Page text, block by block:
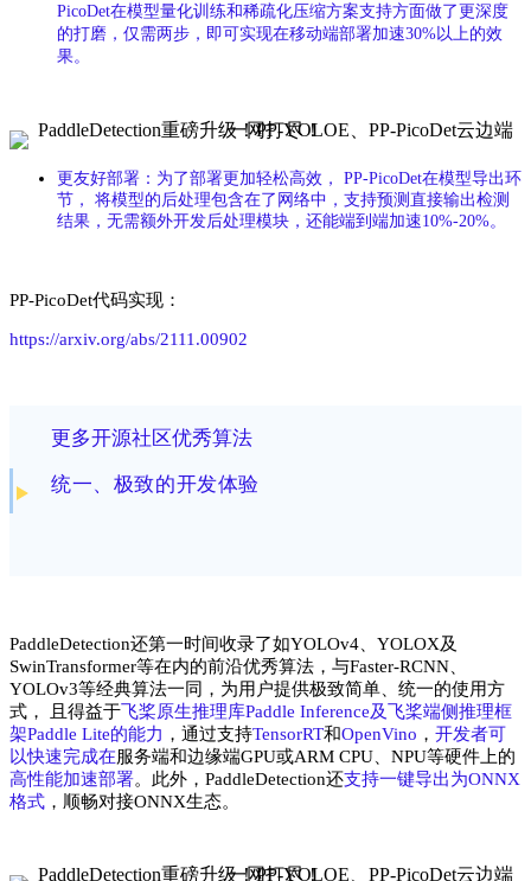
PicoDet在模型量化训练和稀疏化压缩方案支持方面做了更深度
的打磨， 仅需两步，即可实现在移动端部署加速30%以上的效
果。
更友好部署 ： 为了部署更加轻松高效， PP-PicoDet在模型导出环
节， 将模型的后处理包含在了网络中，支持预测直接输出检测
结果，无需额外开发后处理模块，还能端到端加速10%-20%。
PP-PicoDet代码实现：
https://arxiv.org/abs/2111.00902
更多开源社区优秀算法
统一、极致的开发体验
PaddleDetection还第一时间收录了如YOLOv4、YOLOX及
SwinTransformer等在内的前沿优秀算法，与Faster-RCNN、
YOLOv3等经典算法一同，为用户提供极致简单、统一的使用方
式， 且得益于飞桨原生推理库Paddle Inference及飞桨端侧推理框
架Paddle Lite的能力 ，通过支持TensorRT和OpenVino ， 开发者可
以快速完成在服务端和边缘端GPU或ARM CPU、NPU等硬件上的
高性能加速部署。此外，PaddleDetection还支持一键导出为ONNX
格式 ，顺畅对接ONNX生态。